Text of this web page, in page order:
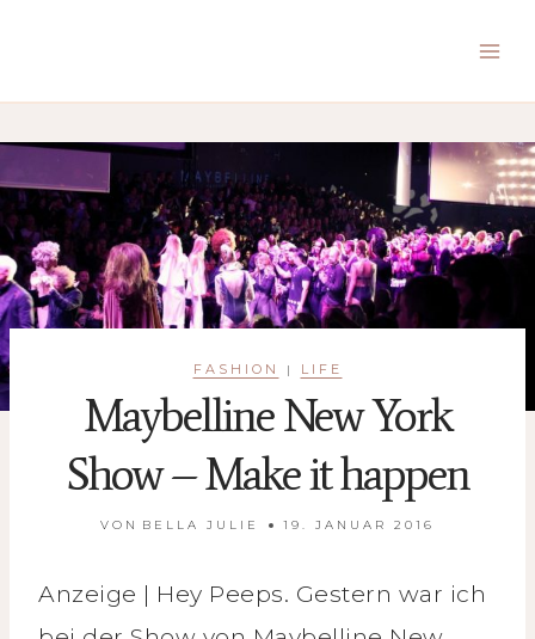
FASHION | LIFE
Maybelline New York
Show – Make it happen
VON BELLA JULIE 19. JANUAR 2016
Anzeige | Hey Peeps. Gestern war ich